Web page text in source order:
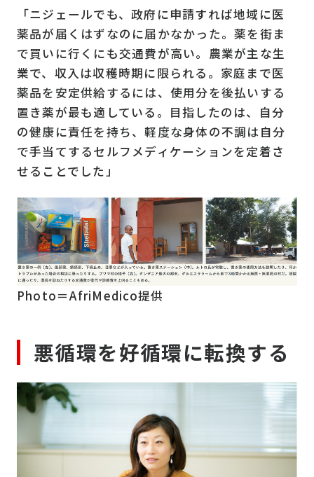
「ニジェールでも、政府に申請すれば地域に医
薬品が届くはずなのに届かなかった。薬を街ま
で買いに行くにも交通費が高い。農業が主な生
業で、収入は収穫時期に限られる。家庭まで医
薬品を安定供給するには、使用分を後払いする
置き薬が最も適している。目指したのは、自分
の健康に責任を持ち、軽度な身体の不調は自分
で手当てするセルフメディケーションを定着さ
せることでした」
Photo＝AfriMedico提供
悪循環を好循環に転換する